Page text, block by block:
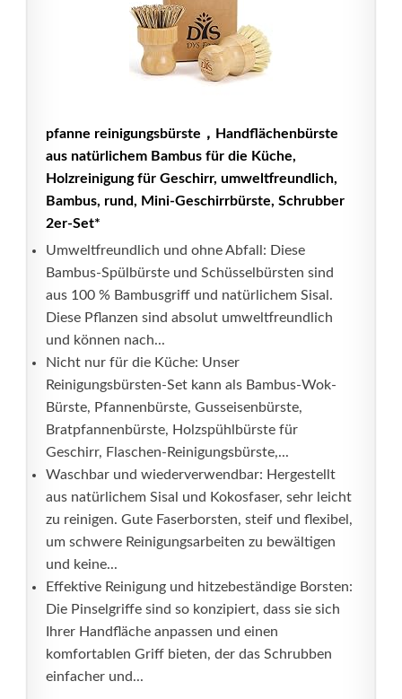
pfanne reinigungsbürste，Handflächenbürste
aus natürlichem Bambus für die Küche,
Holzreinigung für Geschirr, umweltfreundlich,
Bambus, rund, Mini-Geschirrbürste, Schrubber
2er-Set*
Umweltfreundlich und ohne Abfall: Diese
Bambus-Spülbürste und Schüsselbürsten sind
aus 100 % Bambusgriff und natürlichem Sisal.
Diese Pflanzen sind absolut umweltfreundlich
und können nach...
Nicht nur für die Küche: Unser
Reinigungsbürsten-Set kann als Bambus-Wok-
Bürste, Pfannenbürste, Gusseisenbürste,
Bratpfannenbürste, Holzspühlbürste für
Geschirr, Flaschen-Reinigungsbürste,...
Waschbar und wiederverwendbar: Hergestellt
aus natürlichem Sisal und Kokosfaser, sehr leicht
zu reinigen. Gute Faserborsten, steif und flexibel,
um schwere Reinigungsarbeiten zu bewältigen
und keine...
Effektive Reinigung und hitzebeständige Borsten:
Die Pinselgriffe sind so konzipiert, dass sie sich
Ihrer Handfläche anpassen und einen
komfortablen Griff bieten, der das Schrubben
einfacher und...